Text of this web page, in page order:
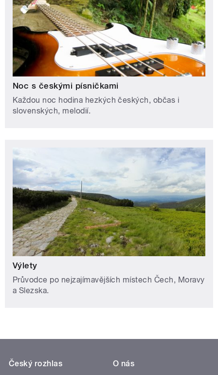
Noc s českými písničkami
Každou noc hodina hezkých českých, občas i
slovenských, melodií.
Výlety
Průvodce po nejzajímavějších místech Čech, Moravy
a Slezska.
Český rozhlas
O nás